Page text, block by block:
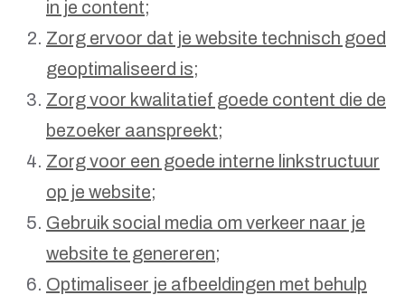
in je content;
Zorg ervoor dat je website technisch goed
geoptimaliseerd is;
Zorg voor kwalitatief goede content die de
bezoeker aanspreekt;
Zorg voor een goede interne linkstructuur
op je website;
Gebruik social media om verkeer naar je
website te genereren;
Optimaliseer je afbeeldingen met behulp